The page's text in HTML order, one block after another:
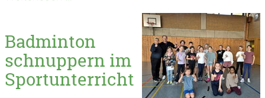
Badminton
schnuppern im
Sportunterricht